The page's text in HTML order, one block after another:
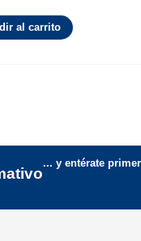
al carrito
... y entérate